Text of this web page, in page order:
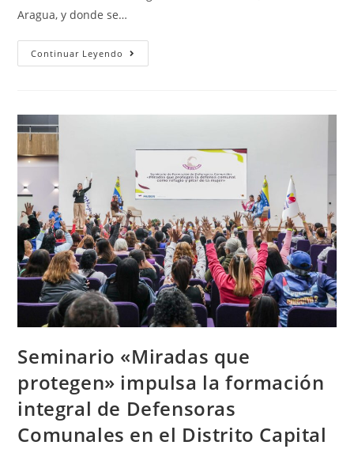
Aragua, y donde se…
Continuar Leyendo
Seminario «Miradas que
protegen» impulsa la formación
integral de Defensoras
Comunales en el Distrito Capital